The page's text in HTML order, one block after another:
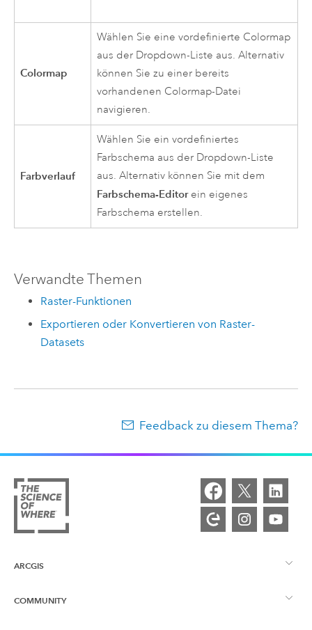
Colormap
Wählen Sie eine vordefinierte Colormap
aus der Dropdown-Liste aus. Alternativ
können Sie zu einer bereits
vorhandenen Colormap-Datei
navigieren.
Farbverlauf
Wählen Sie ein vordefiniertes
Farbschema aus der Dropdown-Liste
aus. Alternativ können Sie mit dem
Farbschema-Editorein eigenes
Farbschema erstellen.
Verwandte Themen
Raster-Funktionen
Exportieren oder Konvertieren von Raster-
Datasets
Feedback zu diesem Thema?
ARCGIS
ArcGIS – Überblick
COMMUNITY